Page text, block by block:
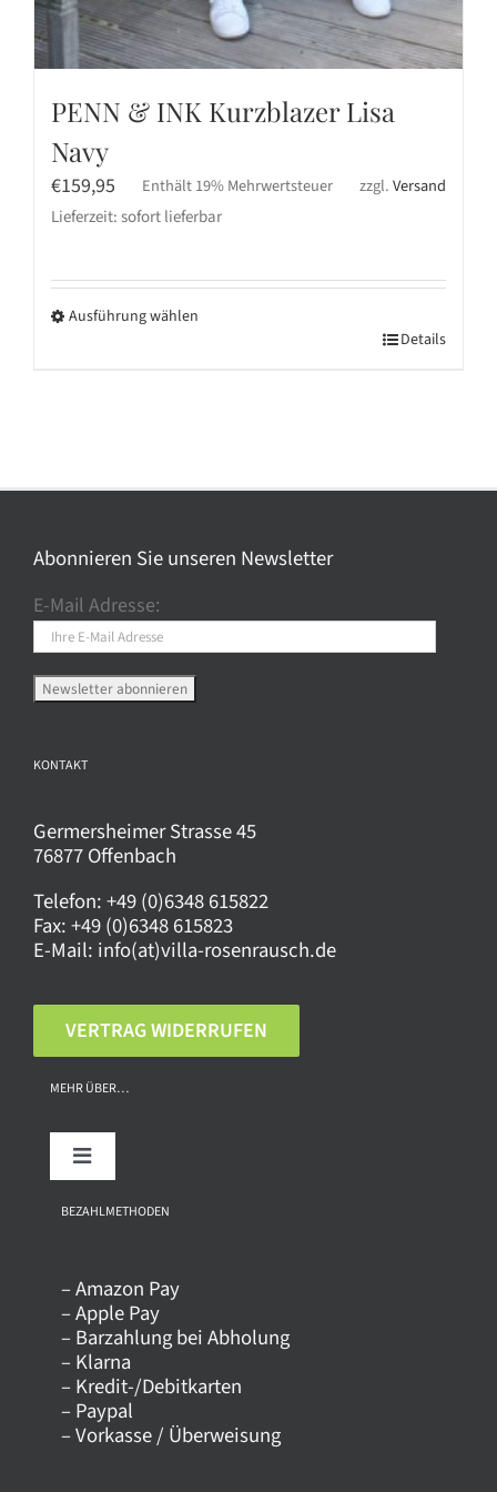
PENN & INK Kurzblazer Lisa
Navy
€159,95 Enthält 19% Mehrwertsteuer zzgl.Versand
Lieferzeit: sofort lieferbar
Ausführung wählen
auf.
Optionen
auf
der
Produktseite
gewählt
Details
Abonnieren Sie unseren Newsletter
E-Mail Adresse:
KONTAKT
Germersheimer Strasse 45
76877 Offenbach
Telefon:+49 (0)6348 615822
Fax:+49 (0)6348 615823
E-Mail: info(at)villa-rosenrausch.de
VERTRAG WIDERRUFEN
MEHR ÜBER…
Toggle
Über uns
Kontakt
Versandkosten
Datenschutz
BEZAHLMETHODEN
– Amazon Pay
– Apple Pay
– Barzahlung bei Abholung
– Klarna
– Kredit-/Debitkarten
– Paypal
– Vorkasse / Überweisung